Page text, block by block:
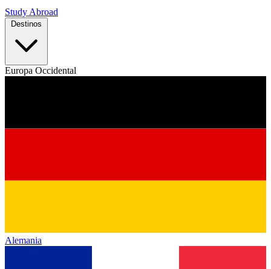
Study Abroad
Europa Occidental
Alemania